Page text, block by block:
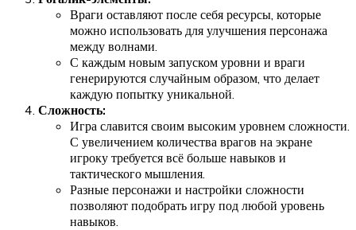
Враги оставляют после себя ресурсы, которые
можно использовать для улучшения персонажа
между волнами.
С каждым новым запуском уровни и враги
генерируются случайным образом, что делает
каждую попытку уникальной.
Сложность:
Игра славится своим высоким уровнем сложности.
С увеличением количества врагов на экране
игроку требуется всё больше навыков и
тактического мышления.
Разные персонажи и настройки сложности
позволяют подобрать игру под любой уровень
навыков.